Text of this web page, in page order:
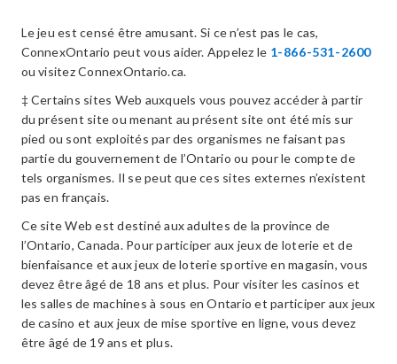
Le jeu est censé être amusant. Si ce n’est pas le cas,
ConnexOntario peut vous aider. Appelez le 1-866-531-2600
ou visitez ConnexOntario.ca.
‡ Certains sites Web auxquels vous pouvez accéder à partir
du présent site ou menant au présent site ont été mis sur
pied ou sont exploités par des organismes ne faisant pas
partie du gouvernement de l’Ontario ou pour le compte de
tels organismes. Il se peut que ces sites externes n’existent
pas en français.
Ce site Web est destiné aux adultes de la province de
l’Ontario, Canada. Pour participer aux jeux de loterie et de
bienfaisance et aux jeux de loterie sportive en magasin, vous
devez être âgé de 18 ans et plus. Pour visiter les casinos et
les salles de machines à sous en Ontario et participer aux jeux
de casino et aux jeux de mise sportive en ligne, vous devez
être âgé de 19 ans et plus.